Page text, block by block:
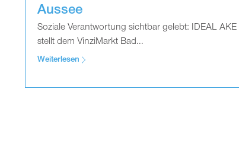
Aussee
Soziale Verantwortung sichtbar gelebt: IDEAL AKE
stellt dem VinziMarkt Bad...
Weiterlesen